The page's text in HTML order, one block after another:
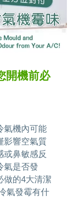
開機前必
氣機內可能
影響空氣質
或鼻敏感反
氣是否發
做的4大清潔
氣發霉有什